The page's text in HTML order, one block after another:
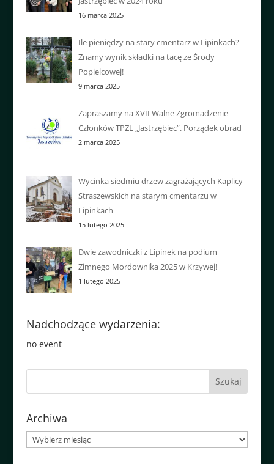
16 marca 2025
Ile pieniędzy na stary cmentarz w Lipinkach?
Znamy wynik składki na tacę ze Środy
Popielcowej!
9 marca 2025
Zapraszamy na XVII Walne Zgromadzenie
Członków TPZL „Jastrzębiec”. Porządek obrad
2 marca 2025
Wycinka siedmiu drzew zagrażających Kaplicy
Straszewskich na starym cmentarzu w
Lipinkach
15 lutego 2025
Dwie zawodniczki z Lipinek na podium
Zimnego Mordownika 2025 w Krzywej!
1 lutego 2025
Nadchodzące wydarzenia:
no event
Archiwa
Archiwa